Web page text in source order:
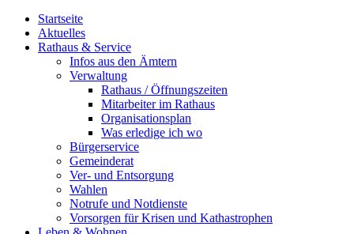
Startseite
Aktuelles
Rathaus & Service
Infos aus den Ämtern
Verwaltung
Rathaus / Öffnungszeiten
Mitarbeiter im Rathaus
Organisationsplan
Was erledige ich wo
Bürgerservice
Gemeinderat
Ver- und Entsorgung
Wahlen
Notrufe und Notdienste
Vorsorgen für Krisen und Kathastrophen